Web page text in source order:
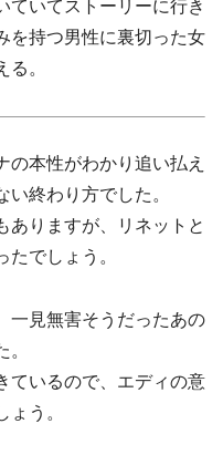
ていてストーリーに行き
を持つ男性に裏切った女
。
の本性がわかり追い払え
終わり方でした。
ありますが、リネットと
たでしょう。
一見無害そうだったあの
ているので、エディの意
う。